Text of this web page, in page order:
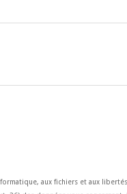
aux fichiers et aux